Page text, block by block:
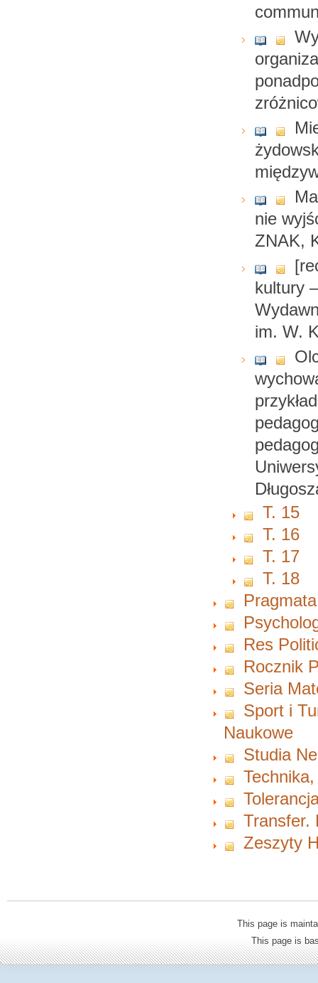
nie
ZNAK,
kultury
im. W.
T. 15
T. 16
T. 17
T. 18
Res
Rocznik
Seria
Sport i
Naukowe
Studia
Transfer.
Zeszyty
This page is
This page is